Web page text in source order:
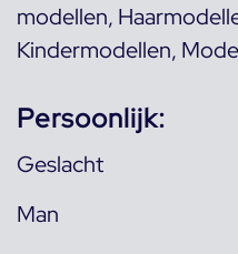
modellen,
Kindermodellen,
Persoonlijk:
Geslacht
Man